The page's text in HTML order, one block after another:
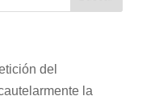
del
la